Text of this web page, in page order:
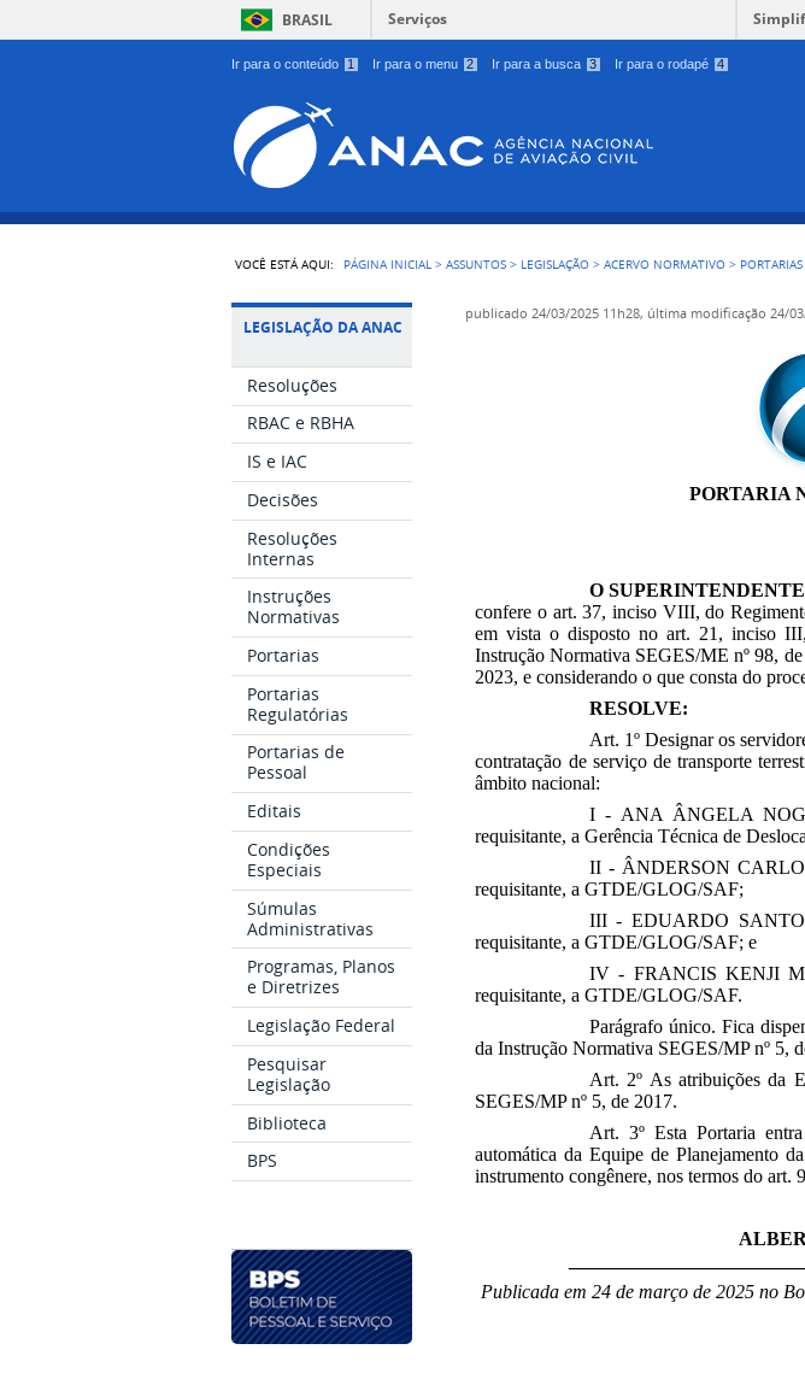
Ir para o conteúdo 1 Ir para o menu 2 Ir para a busca 3 Ir para o rodapé 4
BRASIL Serviços
VOCÊ ESTÁ AQUI: PÁGINA INICIAL >ASSUNTOS > LEGISLAÇÃO >ACERVO NORMATIVO > PORTARIAS
LEGISLAÇÃO DA ANAC
Resoluções
RBAC e RBHA
IS e IAC
Decisões
Resoluções
Internas
Instruções
Normativas
Portarias
Portarias
Regulatórias
Portarias de
Pessoal
Editais
Condições
Especiais
Súmulas
Administrativas
Programas, Planos
e Diretrizes
Legislação Federal
Pesquisar
Legislação
Biblioteca
BPS
publicado 24/03/2025 11h28, última modificação 24/
PORTARIA
O
confere o art. 37, inciso VIII, do
em vista o disposto no art. 21, inciso
Instrução Normativa SEGES/ME nº 98,
2023, e considerando o que consta do
RESOLVE:
Art. 1º Designar os
contratação de serviço de transporte
âmbito nacional:
I - ANA ÂNGELA
requisitante, a Gerência Técnica de
II - ÂNDERSON
requisitante, a GTDE/GLOG/SAF;
III - EDUARDO
requisitante, a GTDE/GLOG/SAF; e
IV - FRANCIS KENJI
requisitante, a GTDE/GLOG/SAF.
Parágrafo único. Fica
da Instrução Normativa SEGES/MP nº 5,
Art. 2º As atribuições da
SEGES/MP nº 5, de 2017.
Art. 3º Esta Portaria
automática da Equipe de Planejamento
instrumento congênere, nos termos do art.
Publicada em 24 de março de 2025 no